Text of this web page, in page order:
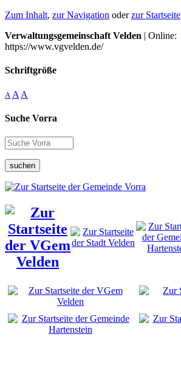
Zum Inhalt, zur Navigation oderzur Startseite
Verwaltungsgemeinschaft Velden | Online:
https://www.vgvelden.de/
Schriftgröße
A A A
Suche Vorra
suchen